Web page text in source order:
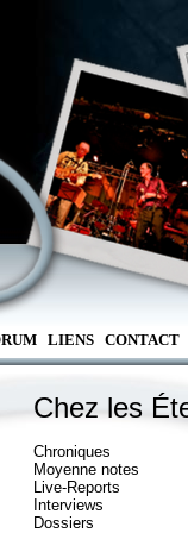
LIENS CONTACT
Chez les
Chroniques
Moyenne notes
Live-Reports
Interviews
Dossiers